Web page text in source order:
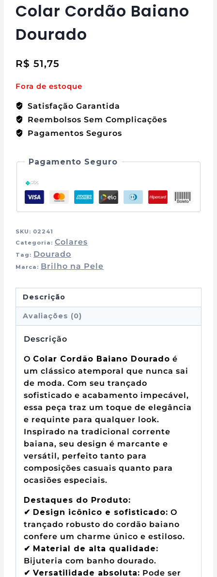
Colar Cordão Baiano
Dourado
R$ 51,75
Fora de estoque
Satisfação Garantida
Reembolsos Sem Complicações
Pagamentos Seguros
Pagamento Seguro
SKU: 02241
Categoria: Colares
Tag: Dourado
Marca: Brilho na Pele
Descrição
Avaliações (0)
Descrição
O Colar Cordão Baiano Dourado é
um clássico atemporal que nunca sai
de moda. Com seu trançado
sofisticado e acabamento impecável,
essa peça traz um toque de elegância
e requinte para qualquer look.
Inspirado na tradicional corrente
baiana, seu design é marcante e
versátil, perfeito tanto para
composições casuais quanto para
ocasiões especiais.
Destaques do Produto:
✔ Design icônico e sofisticado: O
trançado robusto do cordão baiano
confere um charme único e estiloso.
✔ Material de alta qualidade:
Bijuteria com banho dourado.
✔ Versatilidade absoluta: Pode ser